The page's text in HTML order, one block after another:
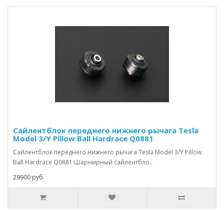
Сайлентблок переднего нижнего рычага Tesla
Model 3/Y Pillow Ball Hardrace Q0881
Сайлентблок переднего нижнего рычага Tesla Model 3/Y Pillow
Ball Hardrace Q0881 Шарнирный сайлентбло..
29900 руб.